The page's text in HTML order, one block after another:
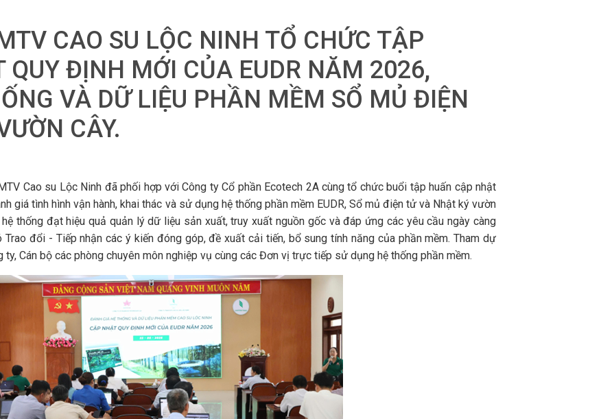
CAO SU LỘC NINH TỔ CHỨC TẬP
QUY ĐỊNH MỚI CỦA EUDR NĂM 2026,
VÀ DỮ LIỆU PHẦN MỀM SỔ MỦ ĐIỆN
CÂY.
su Lộc Ninh đã phối hợp với Công ty Cổ phần Ecotech 2A cùng tổ chức buổi tập huấn cập nhật
giá tình hình vận hành, khai thác và sử dụng hệ thống phần mềm EUDR, Sổ mủ điện tử và Nhật ký vườn
thống đạt hiệu quả quản lý dữ liệu sản xuất, truy xuất nguồn gốc và đáp ứng các yêu cầu ngày càng
đổi - Tiếp nhận các ý kiến đóng góp, đề xuất cải tiến, bổ sung tính năng của phần mềm. Tham dự
Cán bộ các phòng chuyên môn nghiệp vụ cùng các Đơn vị trực tiếp sử dụng hệ thống phần mềm.